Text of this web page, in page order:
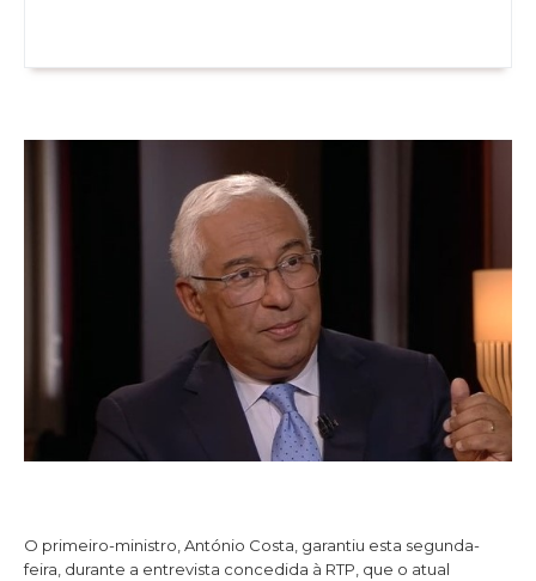
O primeiro-ministro, António Costa, garantiu esta segunda-
feira, durante a entrevista concedida à RTP, que o atual